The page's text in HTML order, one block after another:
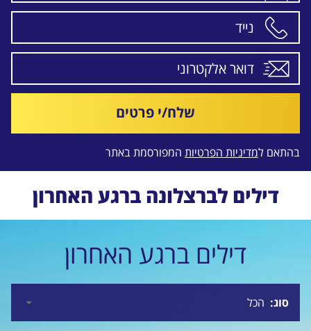
שלח/י פרטים
בהתאם למדיניות הפרטיות המפורסמת באתר
דילים לברצלונה ברגע האחרון
דילים ברגע האחרון
סוג